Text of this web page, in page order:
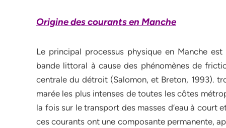
Origine des courants en Manche
Le principal processus physique en Manche
bande littoral à cause des phénomènes de
centrale du détroit (Salomon, et Breton, 1993).
marée les plus intenses de toutes les côtes
la fois sur le transport des masses d’eau à court
ces courants ont une composante permanente,